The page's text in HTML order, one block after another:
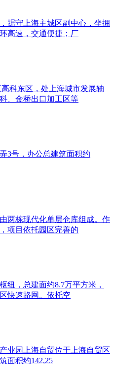
踞守上海主城区副中心，坐拥
高速，交通便捷；厂
科东区，处上海城市发展轴
、金桥出口加工区等
3号，办公总建筑面积约
两栋现代化单层仓库组成。作
项目依托园区完善的
纽，总建面约8.7万平方米，
快速路网。依托空
业园上海自贸位于上海自贸区
面积约142,25